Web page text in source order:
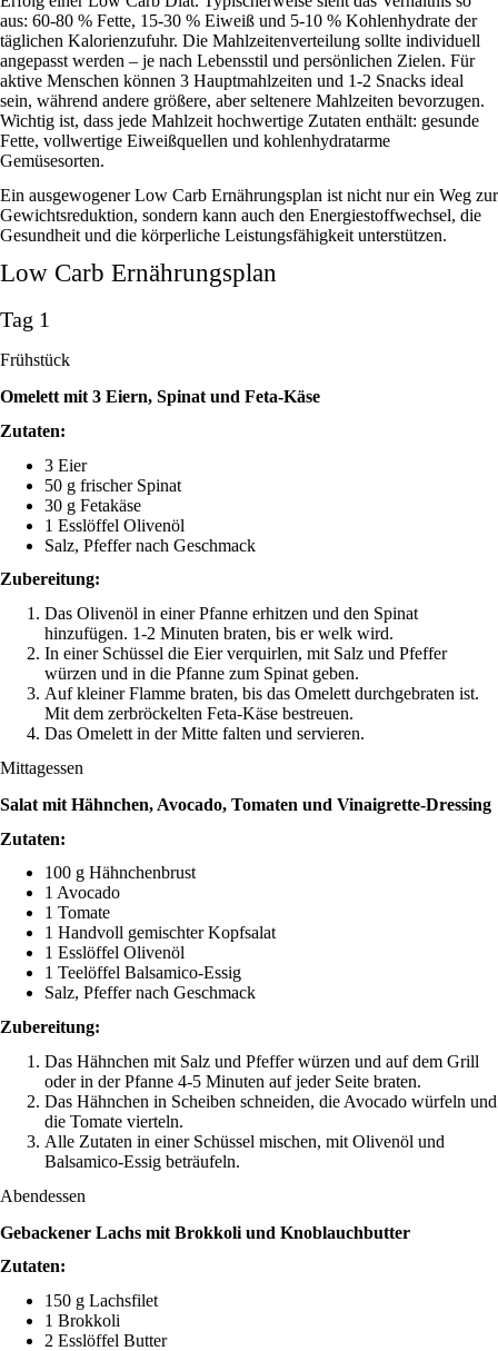
aus: 60-80 % Fette, 15-30 % Eiweiß und 5-10 % Kohlenhydrate der
täglichen Kalorienzufuhr. Die Mahlzeitenverteilung sollte individuell
angepasst werden – je nach Lebensstil und persönlichen Zielen. Für
aktive Menschen können 3 Hauptmahlzeiten und 1-2 Snacks ideal
sein, während andere größere, aber seltenere Mahlzeiten bevorzugen.
Wichtig ist, dass jede Mahlzeit hochwertige Zutaten enthält: gesunde
Fette, vollwertige Eiweißquellen und kohlenhydratarme
Gemüsesorten.
Ein ausgewogener Low Carb Ernährungsplan ist nicht nur ein Weg zur
Gewichtsreduktion, sondern kann auch den Energiestoffwechsel, die
Gesundheit und die körperliche Leistungsfähigkeit unterstützen.
Low Carb Ernährungsplan
Tag 1
Frühstück
Omelett mit 3 Eiern, Spinat und Feta-Käse
Zutaten:
3 Eier
50 g frischer Spinat
30 g Fetakäse
1 Esslöffel Olivenöl
Salz, Pfeffer nach Geschmack
Zubereitung:
Das Olivenöl in einer Pfanne erhitzen und den Spinat
hinzufügen. 1-2 Minuten braten, bis er welk wird.
In einer Schüssel die Eier verquirlen, mit Salz und Pfeffer
würzen und in die Pfanne zum Spinat geben.
Auf kleiner Flamme braten, bis das Omelett durchgebraten ist.
Mit dem zerbröckelten Feta-Käse bestreuen.
Das Omelett in der Mitte falten und servieren.
Mittagessen
Salat mit Hähnchen, Avocado, Tomaten und Vinaigrette-Dressing
Zutaten:
100 g Hähnchenbrust
1 Avocado
1 Tomate
1 Handvoll gemischter Kopfsalat
1 Esslöffel Olivenöl
1 Teelöffel Balsamico-Essig
Salz, Pfeffer nach Geschmack
Zubereitung:
Das Hähnchen mit Salz und Pfeffer würzen und auf dem Grill
oder in der Pfanne 4-5 Minuten auf jeder Seite braten.
Das Hähnchen in Scheiben schneiden, die Avocado würfeln und
die Tomate vierteln.
Alle Zutaten in einer Schüssel mischen, mit Olivenöl und
Balsamico-Essig beträufeln.
Abendessen
Gebackener Lachs mit Brokkoli und Knoblauchbutter
Zutaten:
150 g Lachsfilet
1 Brokkoli
2 Esslöffel Butter